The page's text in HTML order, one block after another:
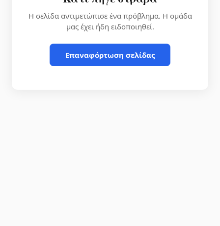
Η σελίδα αντιμετώπισε ένα πρόβλημα. Η ομάδα
μας έχει ήδη ειδοποιηθεί.
Επαναφόρτωση σελίδας